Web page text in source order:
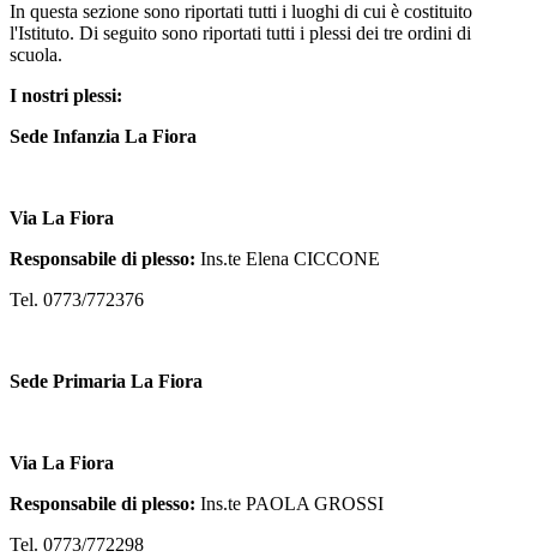
In questa sezione sono riportati tutti i luoghi di cui è costituito
l'Istituto. Di seguito sono riportati tutti i plessi dei tre ordini di
scuola.
I nostri plessi:
Sede Infanzia La Fiora
Via La Fiora
Responsabile di plesso: Ins.te Elena CICCONE
Tel. 0773/772376
Sede Primaria La Fiora
Via La Fiora
Responsabile di plesso: Ins.te PAOLA GROSSI
Tel. 0773/772298